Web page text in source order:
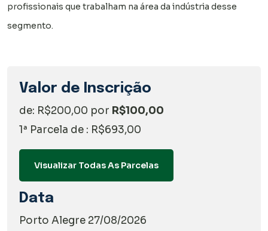
profissionais que trabalham na área da indústria desse
segmento.
Valor de Inscrição
de: R$200,00 por R$100,00
1ª Parcela de : R$693,00
Visualizar Todas As Parcelas
Data
Porto Alegre 27/08/2026